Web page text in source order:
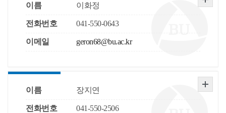
이름 이화정
전화번호 041-550-0643
이메일 geron68@bu.ac.kr
이름 장지연
전화번호 041-550-2506